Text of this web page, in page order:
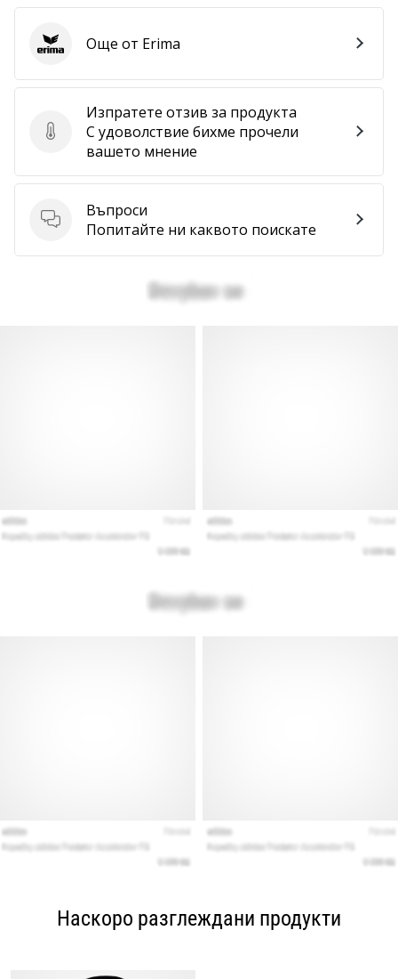
Изпратете отзив за продукта
Изпратете отзив за продукта
С удоволствие бихме прочели
вашето мнение
Въпроси
Въпроси
Попитайте ни каквото поискате
ErimaОще от Erima
Наскоро разглеждани продукти